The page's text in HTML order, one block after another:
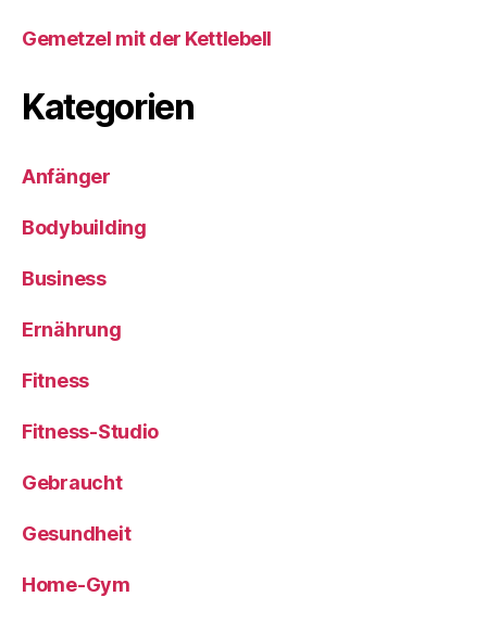
Gemetzel mit der Kettlebell
Kategorien
Anfänger
Bodybuilding
Business
Ernährung
Fitness
Fitness-Studio
Gebraucht
Gesundheit
Home-Gym